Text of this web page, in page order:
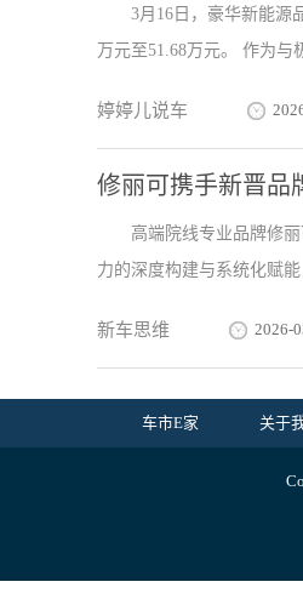
3月16日，豪华新能源
万元至51.68万元。 作为
婷婷儿说车
修丽可携手新晋品
高端院线专业品牌修
力的深度构建与系统化赋
新车思维 2026-
车市E家 关于